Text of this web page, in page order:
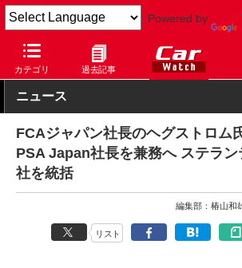
Powered by
カテゴリ 過去記事
Car Watch 自動車 プジョー
ニュース
FCAジャパン社長のヘグストロム
PSA Japan社長を兼務へ ステラ
社を統括
編集部：椿山和
リスト